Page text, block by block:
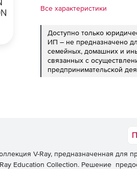
Все характеристики
Доступно только
ИП – не предназначено
семейных, домашних и
связанных с
предпринимательской
V-Ray, предназначенная для
Education Collection. Решение